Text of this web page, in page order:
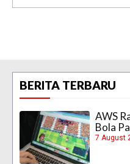
BERITA TERBARU
AWS
Bola
7 August